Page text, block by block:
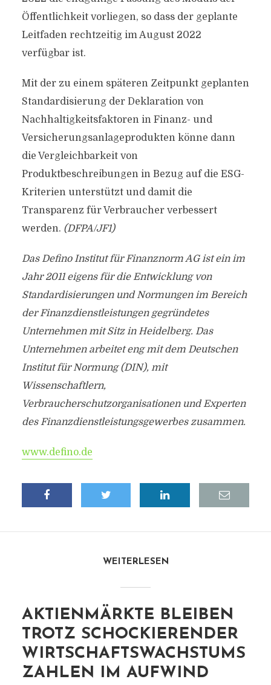
Öffentlichkeit vorliegen, so dass der geplante
Leitfaden rechtzeitig im August 2022
verfügbar ist.
Mit der zu einem späteren Zeitpunkt geplanten
Standardisierung der Deklaration von
Nachhaltigkeitsfaktoren in Finanz- und
Versicherungsanlageprodukten könne dann
die Vergleichbarkeit von
Produktbeschreibungen in Bezug auf die ESG-
Kriterien unterstützt und damit die
Transparenz für Verbraucher verbessert
werden. (DFPA/JF1)
Das Defino Institut für Finanznorm AG ist ein im
Jahr 2011 eigens für die Entwicklung von
Standardisierungen und Normungen im Bereich
der Finanzdienstleistungen gegründetes
Unternehmen mit Sitz in Heidelberg. Das
Unternehmen arbeitet eng mit dem Deutschen
Institut für Normung (DIN), mit
Wissenschaftlern,
Verbraucherschutzorganisationen und Experten
des Finanzdienstleistungsgewerbes zusammen.
www.defino.de
WEITERLESEN
AKTIENMÄRKTE BLEIBEN
TROTZ SCHOCKIERENDER
WIRTSCHAFTSWACHSTUMS
ZAHLEN IM AUFWIND